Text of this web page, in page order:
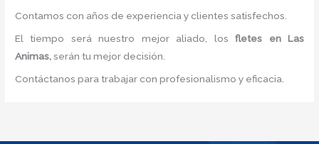
Contamos con años de experiencia y clientes satisfechos.
El tiempo será nuestro mejor aliado, losfletes en Las
Animas,serán tu mejor decisión.
Contáctanos para trabajar con profesionalismo y eficacia.